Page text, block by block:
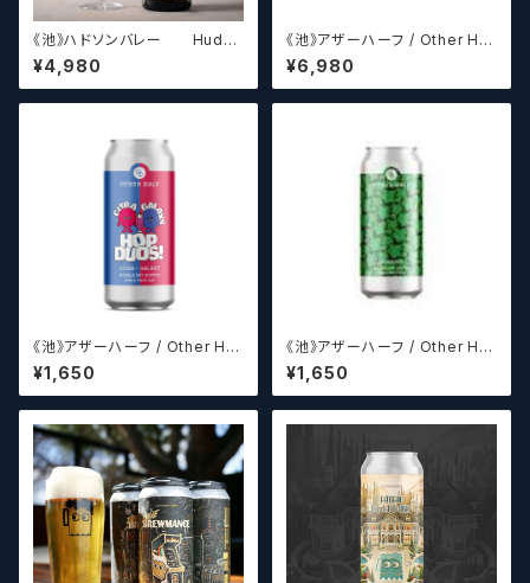
《池》ハドソンバレー Hudso
n Valley Blossom
¥4,980
《池》アザーハーフ / Other Hal
f Brewing Triple Drupe【ク
ラフトビールシザーズ】
¥6,980
《池》アザーハーフ / Other Hal
f Brewing Hop Duos! - Citr
a + Galaxy 【クラフトビールシ
ザーズ】
¥1,650
《池》アザーハーフ / Other Hal
f Brewing Dank Ivy【クラフト
ビールシザーズ】
¥1,650